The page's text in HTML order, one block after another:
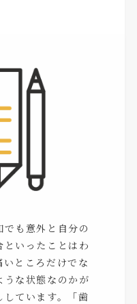
も意外と自分の
いったことはわ
ところだけでな
うな状態なのかが
ています。「歯